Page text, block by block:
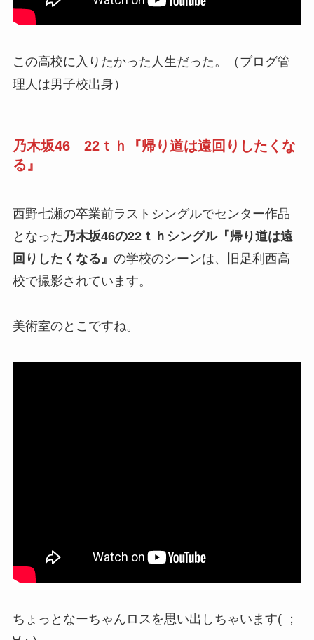
この高校に入りたかった人生だった。（ブログ管
理人は男子校出身）
乃木坂46 22ｔｈ『帰り道は遠回りしたくな
る』
西野七瀬の卒業前ラストシングルでセンター作品
となった 乃木坂46の22ｔｈシングル『帰り道は遠
回りしたくなる』 の学校のシーンは、旧足利西高
校で撮影されています。
美術室のとこですね。
ちょっとなーちゃんロスを思い出しちゃいます( ；